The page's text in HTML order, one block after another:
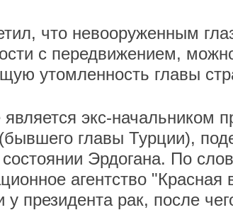
что невооруженным
с передвижением,
утомленность главы
экс-начальником
главы Турции),
Эрдогана. По
агентство "Красная
у президента рак, после